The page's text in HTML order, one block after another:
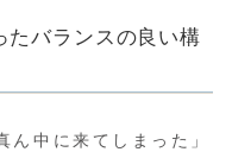
たバランスの良い構
ん中に来てしまった」